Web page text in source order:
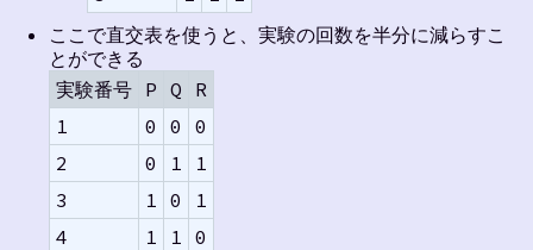
ここで直交表を使うと、実験の回数を半分に減らすこ
とができる
実験番号
P Q
R
1
0 0
0
2
0 1
1
3
1 0
1
4
1 1
0